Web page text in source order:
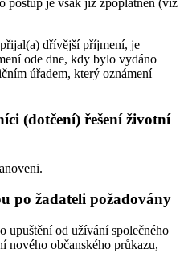
postup je však již zpoplatněn (viz
dřívější příjmení, je
ode dne, kdy bylo vydáno
úřadem, který oznámení
(dotčení) řešení životní
po žadateli požadovány
upuštění od užívání společného
nového občanského průkazu,